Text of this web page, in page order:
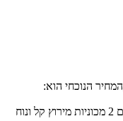
המחיר הנוכחי הוא:
מסלול לולאה עם לופ בסגנון הוט ווילס מגיע עם 2 מכוניות מירוץ קל ונוח